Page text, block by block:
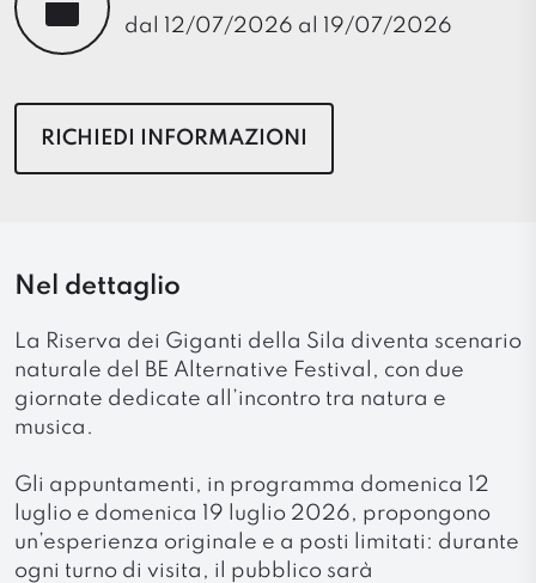
dal 12/07/2026 al 19/07/2026
RICHIEDI INFORMAZIONI
Nel dettaglio
La Riserva dei Giganti della Sila diventa scenario
naturale del BE Alternative Festival, con due
giornate dedicate all’incontro tra natura e
musica.
Gli appuntamenti, in programma domenica 12
luglio e domenica 19 luglio 2026, propongono
un’esperienza originale e a posti limitati: durante
ogni turno di visita, il pubblico sarà